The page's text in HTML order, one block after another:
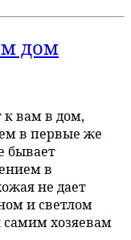
дом
вам в дом,
в первые же
бывает
в
не дает
и светлом
самим хозяевам